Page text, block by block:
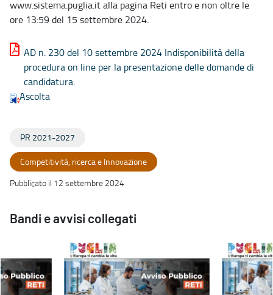
www.sistema.puglia.it alla pagina Reti entro e non oltre le
ore 13:59 del 15 settembre 2024.
AD n. 230 del 10 settembre 2024 Indisponibilità della
procedura on line per la presentazione delle domande di
candidatura.
Ascolta
PR 2021-2027
Competitività, ricerca e Innovazione
Pubblicato il 12 settembre 2024
Bandi e avvisi collegati